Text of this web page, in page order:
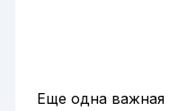
Еще одна